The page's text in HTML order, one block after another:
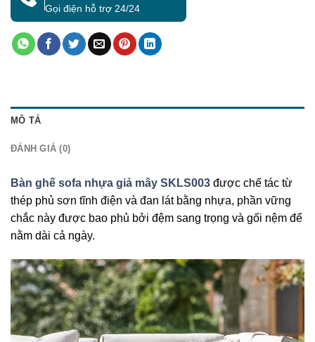
Gọi điện hỗ trợ 24/24
MÔ TẢ
ĐÁNH GIÁ (0)
Bàn ghế sofa nhựa giả mây SKLS003 được chế tác từ
thép phủ sơn tĩnh điện và đan lát bằng nhựa, phần vững
chắc này được bao phủ bởi đệm sang trọng và gối nệm để
nằm dài cả ngày.